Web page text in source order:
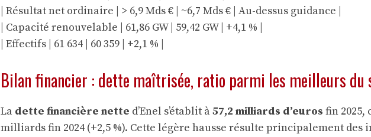
| Résultat net ordinaire | > 6,9 Mds € | ~6,7 Mds € | Au-dessus guidance |
| Capacité renouvelable | 61,86 GW | 59,42 GW | +4,1 % |
| Effectifs | 61 634 | 60 359 | +2,1 % |
Bilan financier : dette maîtrisée, ratio parmi les meilleurs du
La dette financière nette d’Enel s’établit à57,2 milliards d’euros fin 2025,
milliards fin 2024 (+2,5 %). Cette légère hausse résulte principalement des